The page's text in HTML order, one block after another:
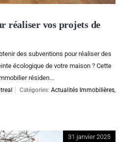
réaliser vos projets de
des subventions pour réaliser des
écologique de votre maison ? Cette
résiden...
Catégories: Actualités Immobilières,
31 janvier 2025